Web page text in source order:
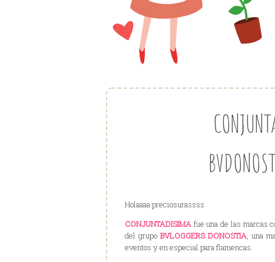
Holaaaa preciosurassss
CONJUNTADISIMA fue una de las marcas
del grupoBVLOGGERS DONOSTIA, una
eventos y en especial para flamencas.